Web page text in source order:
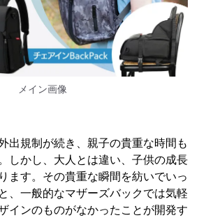
メイン画像
出規制が続き、親子の貴重な時間も
しかし、大人とは違い、子供の成長
ます。その貴重な瞬間を紡いでいっ
、一般的なマザーズバックでは気軽
インのものがなかったことが開発す